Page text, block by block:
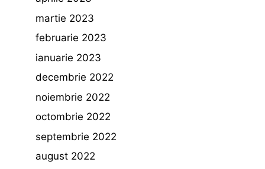
martie 2023
februarie 2023
ianuarie 2023
decembrie 2022
noiembrie 2022
octombrie 2022
septembrie 2022
august 2022